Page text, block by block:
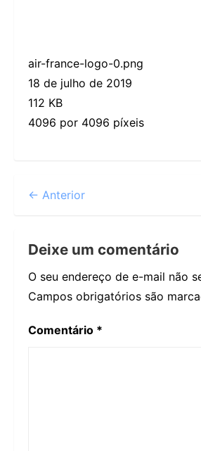
air-france-logo-0.png
18 de julho de 2019
112 KB
4096 por 4096 píxeis
← Anterior
Deixe um comentário
O seu endereço de e-mail não
Campos obrigatórios são
Comentário *